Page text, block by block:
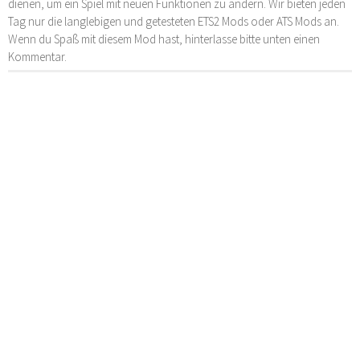
dienen, um ein Spiel mit neuen Funktionen zu ändern. Wir bieten jeden
Tag nur die langlebigen und getesteten ETS2 Mods oder ATS Mods an.
Wenn du Spaß mit diesem Mod hast, hinterlasse bitte unten einen
Kommentar.